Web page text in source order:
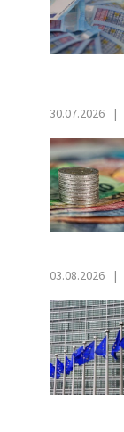
30.07.2026
03.08.2026